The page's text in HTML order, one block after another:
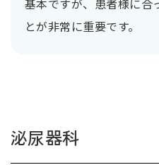
基本ですが、患者様に合
とが非常に重要です。
泌尿器科